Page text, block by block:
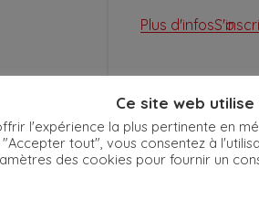
Plus d'infos
Ce site web
l'expérience la plus pertinente en
tout", vous consentez à
des cookies pour fournir un